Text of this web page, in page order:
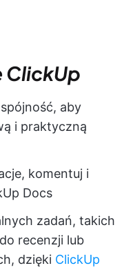
ClickUp
aby
i praktyczną
komentuj i
Docs
zadań, takich
recenzji lub
dzięki ClickUp